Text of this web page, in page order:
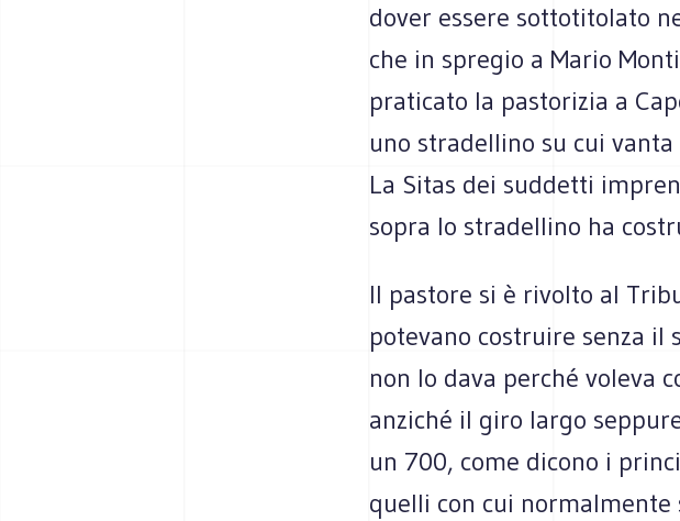
dover essere sottotitolato
che in spregio a Mario
praticato la pastorizia a
uno stradellino su cui
La Sitas dei suddetti
sopra lo stradellino ha
Il pastore si è rivolto al
potevano costruire senza il
non lo dava perché voleva
anziché il giro largo
un 700, come dicono i
quelli con cui